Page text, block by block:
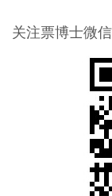
关注票博士微